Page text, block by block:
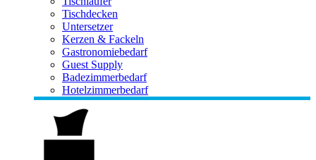
Tischdecken
Untersetzer
Kerzen & Fackeln
Gastronomiebedarf
Guest Supply
Badezimmerbedarf
Hotelzimmerbedarf